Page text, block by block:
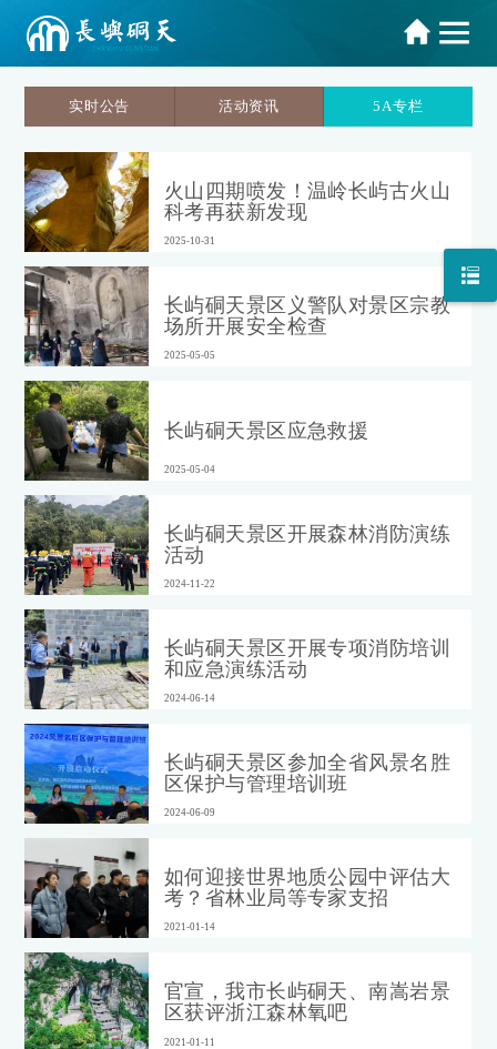
实时公告 活动资讯 5A专栏
火山四期喷发！温岭长屿古火山
科考再获新发现
2025-10-31
长屿硐天景区义警队对景区宗教
场所开展安全检查
2025-05-05
长屿硐天景区应急救援
2025-05-04
长屿硐天景区开展森林消防演练
活动
2024-11-22
长屿硐天景区开展专项消防培训
和应急演练活动
2024-06-14
长屿硐天景区参加全省风景名胜
区保护与管理培训班
2024-06-09
如何迎接世界地质公园中评估大
考？省林业局等专家支招
2021-01-14
官宣，我市长屿硐天、南嵩岩景
区获评浙江森林氧吧
2021-01-11